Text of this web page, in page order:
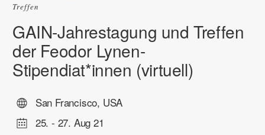
Treffen
GAIN-Jahrestagung und Treffen
der Feodor Lynen-
Stipendiat*innen (virtuell)
San Francisco, USA
25. - 27. Aug 21